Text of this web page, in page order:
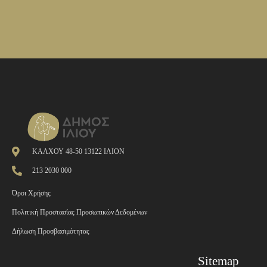
ΚΑΛΧΟΥ 48-50 13122 ΙΛΙΟΝ
213 2030 000
Όροι Χρήσης
Πολιτική Προστασίας Προσωπικών Δεδομένων
Δήλωση Προσβασιμότητας
Sitemap